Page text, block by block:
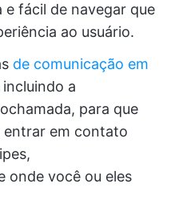
fácil de navegar que
ao usuário.
de comunicação em
a
para que
entrar em contato
onde você ou eles